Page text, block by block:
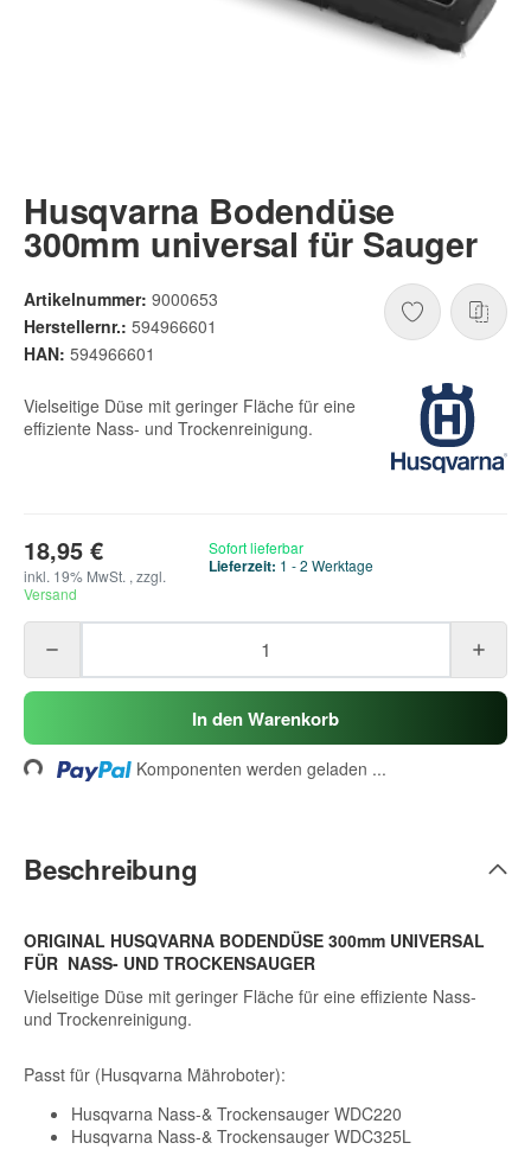
Husqvarna Bodendüse
300mm universal für Sauger
Artikelnummer: 9000653
Herstellernr.: 594966601
HAN: 594966601
Vielseitige Düse mit geringer Fläche für eine
effiziente Nass- und Trockenreinigung.
18,95 €
inkl. 19% MwSt. , zzgl.
Versand
Sofort lieferbar
Lieferzeit: 1 - 2 Werktage
In den Warenkorb
Komponenten werden geladen ...
Beschreibung
ORIGINAL HUSQVARNA BODENDÜSE 300mm UNIVERSAL
FÜR NASS- UND TROCKENSAUGER
Vielseitige Düse mit geringer Fläche für eine effiziente Nass-
und Trockenreinigung.
Passt für (Husqvarna Mähroboter):
Husqvarna Nass-& Trockensauger WDC220
Husqvarna Nass-& Trockensauger WDC325L